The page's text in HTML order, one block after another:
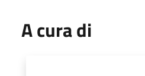
A cura di